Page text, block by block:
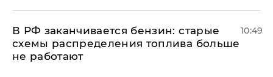
​В РФ заканчивается бензин: старые
схемы распределения топлива больше
не работают
10:49